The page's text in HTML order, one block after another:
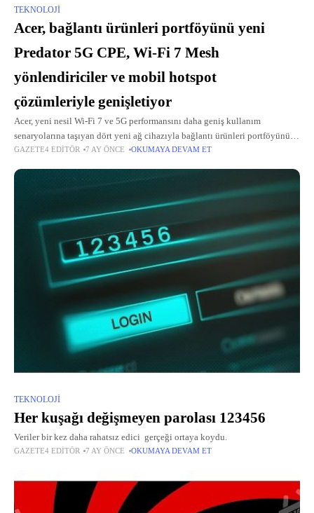
TEKNOLOJI
Acer, bağlantı ürünleri portföyünü yeni
Predator 5G CPE, Wi-Fi 7 Mesh
yönlendiriciler ve mobil hotspot
çözümleriyle genişletiyor
Acer, yeni nesil Wi-Fi 7 ve 5G performansını daha geniş kullanım
senaryolarına taşıyan dört yeni ağ cihazıyla bağlantı ürünleri portföyünü
genişlettiğini duyurdu.
GAZETE4 EDITÖR 7 AY ÖNCE OKUMAYA DEVAM ET
TEKNOLOJI
Her kuşağı değişmeyen parolası 123456
Veriler bir kez daha rahatsız edici gerçeği ortaya koydu.
GAZETE4 EDITÖR 7 AY ÖNCE OKUMAYA DEVAM ET